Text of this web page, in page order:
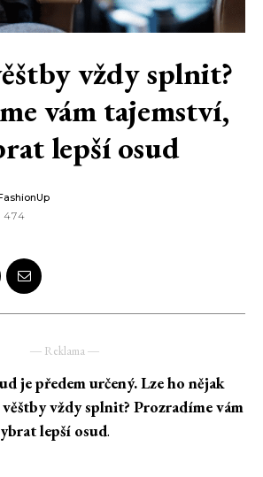
vždy splnit?
vám tajemství,
lepší osud
474
― Reklama ―
je předem určený. Lze ho nějak
vždy splnit? Prozradíme vám
lepší osud.